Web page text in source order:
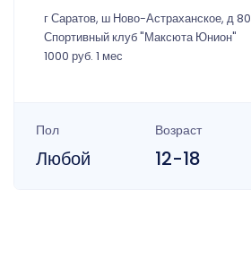
г Саратов, ш Ново-Астраханское, д 80
Спортивный клуб "Максюта Юнион"
1000 руб. 1 мес
Пол
Любой
Возраст
12-18